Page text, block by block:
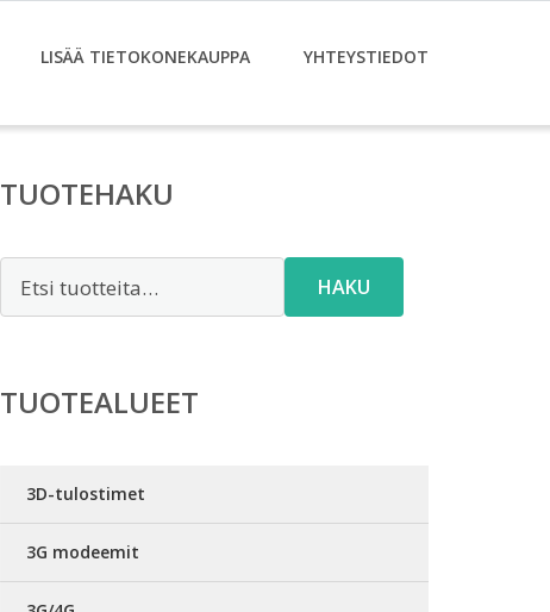
LISÄÄ TIETOKONEKAUPPA YHTEYSTIEDOT
TUOTEHAKU
HAKU
TUOTEALUEET
3D-tulostimet
3G modeemit